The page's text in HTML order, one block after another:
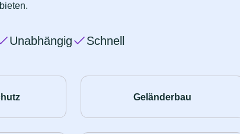
Unabhängig Schnell
Geländerbau